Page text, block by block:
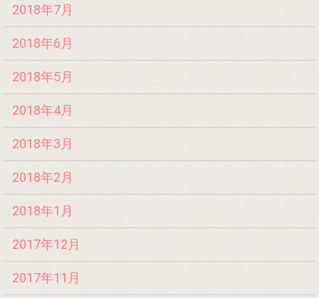
2018年7月
2018年6月
2018年5月
2018年4月
2018年3月
2018年2月
2018年1月
2017年12月
2017年11月